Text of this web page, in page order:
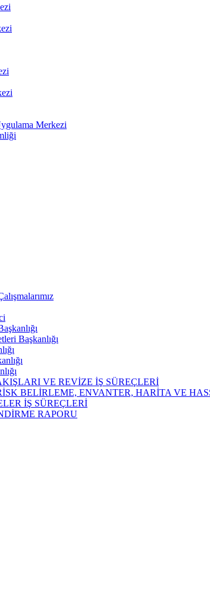
Merkezi
Başkanlığı
VE REVİZE İŞ SÜREÇLERİ
BELİRLEME, ENVANTER, HARİTA VE
İŞ SÜREÇLERİ
RAPORU